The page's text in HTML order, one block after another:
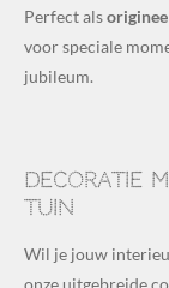
Perfect als
voor speciale
jubileum.
Decoratie
tuin
Wil je jouw